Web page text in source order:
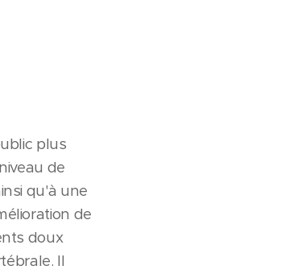
plus
de
qu'à une
de
doux
Il